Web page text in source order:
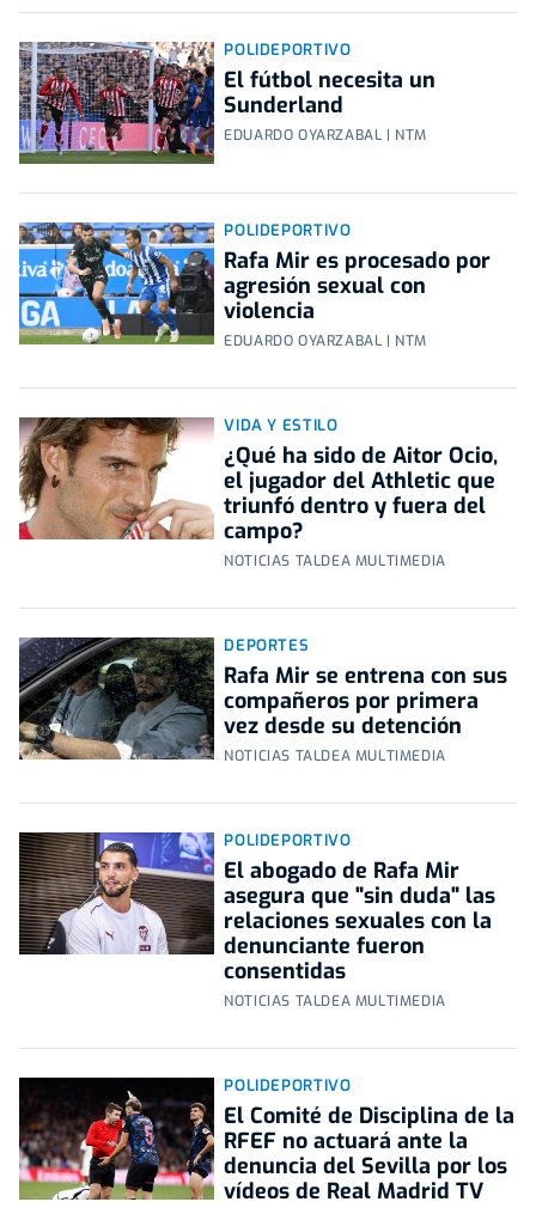
POLIDEPORTIVO
El fútbol necesita un
Sunderland
EDUARDO OYARZABAL | NTM
POLIDEPORTIVO
Rafa Mir es procesado por
agresión sexual con
violencia
EDUARDO OYARZABAL | NTM
VIDA Y ESTILO
¿Qué ha sido de Aitor Ocio,
el jugador del Athletic que
triunfó dentro y fuera del
campo?
NOTICIAS TALDEA MULTIMEDIA
DEPORTES
Rafa Mir se entrena con sus
compañeros por primera
vez desde su detención
NOTICIAS TALDEA MULTIMEDIA
POLIDEPORTIVO
El abogado de Rafa Mir
asegura que "sin duda" las
relaciones sexuales con la
denunciante fueron
consentidas
NOTICIAS TALDEA MULTIMEDIA
POLIDEPORTIVO
El Comité de Disciplina de la
RFEF no actuará ante la
denuncia del Sevilla por los
vídeos de Real Madrid TV